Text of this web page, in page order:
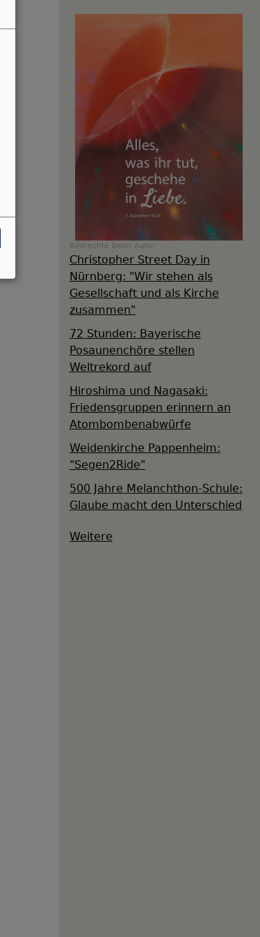
Bildrechte beim Autor
Christopher Street Day in
Nürnberg: "Wir stehen als
Gesellschaft und als Kirche
zusammen"
72 Stunden: Bayerische
Posaunenchöre stellen
Weltrekord auf
Hiroshima und Nagasaki:
Friedensgruppen erinnern an
Atombombenabwürfe
Weidenkirche Pappenheim:
"Segen2Ride"
500 Jahre Melanchthon-Schule:
Glaube macht den Unterschied
Weitere